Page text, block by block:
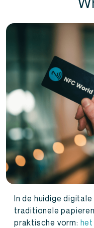
In de huidige
traditionele
praktische vorm: